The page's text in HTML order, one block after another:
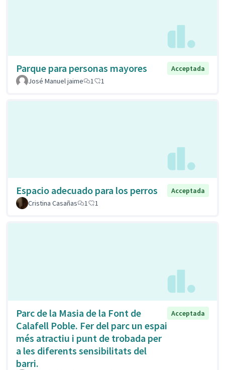
Parque para personas mayores
Acceptada
José Manuel jaime
1 1
Espacio adecuado para los perros
Acceptada
Cristina Casañas
1 1
Parc de la Masia de la Font de
Calafell Poble. Fer del parc un espai
més atractiu i punt de trobada per
a les diferents sensibilitats del
barri.
Acceptada